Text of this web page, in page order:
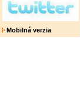
Mobilná verzia